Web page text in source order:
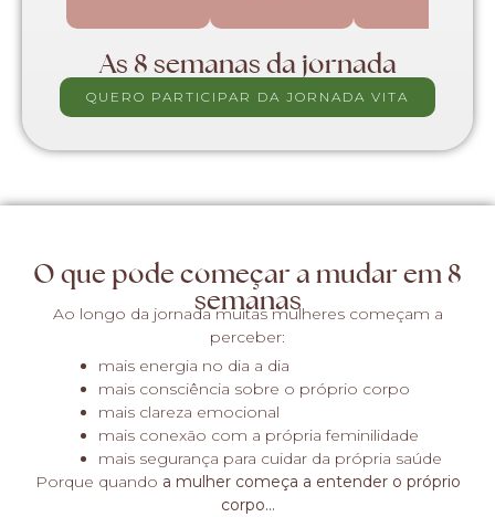
As 8 semanas da jornada
QUERO PARTICIPAR DA JORNADA VITA
O que pode começar a mudar em 8
semanas
Ao longo da jornada muitas mulheres começam a
perceber:
mais energia no dia a dia
mais consciência sobre o próprio corpo
mais clareza emocional
mais conexão com a própria feminilidade
mais segurança para cuidar da própria saúde
Porque quando a mulher começa a entender o próprio
corpo…